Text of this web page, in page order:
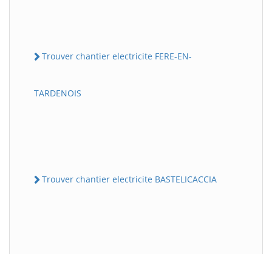
Trouver chantier electricite FERE-EN-
TARDENOIS
Trouver chantier electricite BASTELICACCIA